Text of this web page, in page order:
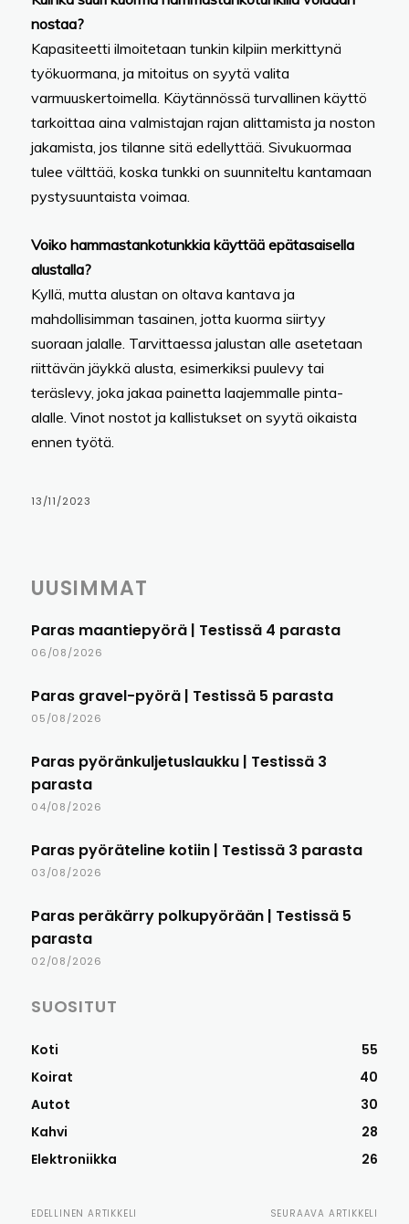
nostaa?
Kapasiteetti ilmoitetaan tunkin kilpiin merkittynä
työkuormana, ja mitoitus on syytä valita
varmuuskertoimella. Käytännössä turvallinen käyttö
tarkoittaa aina valmistajan rajan alittamista ja noston
jakamista, jos tilanne sitä edellyttää. Sivukuormaa
tulee välttää, koska tunkki on suunniteltu kantamaan
pystysuuntaista voimaa.
Voiko hammastankotunkkia käyttää epätasaisella
alustalla?
Kyllä, mutta alustan on oltava kantava ja
mahdollisimman tasainen, jotta kuorma siirtyy
suoraan jalalle. Tarvittaessa jalustan alle asetetaan
riittävän jäykkä alusta, esimerkiksi puulevy tai
teräslevy, joka jakaa painetta laajemmalle pinta-
alalle. Vinot nostot ja kallistukset on syytä oikaista
ennen työtä.
13/11/2023
UUSIMMAT
Paras maantiepyörä | Testissä 4 parasta
06/08/2026
Paras gravel-pyörä | Testissä 5 parasta
05/08/2026
Paras pyöränkuljetuslaukku | Testissä 3
parasta
04/08/2026
Paras pyöräteline kotiin | Testissä 3 parasta
03/08/2026
Paras peräkärry polkupyörään | Testissä 5
parasta
02/08/2026
SUOSITUT
Koti
55
Koirat
40
Autot
30
Kahvi
28
Elektroniikka
26
EDELLINEN ARTIKKELI SEURAAVA ARTIKKELI